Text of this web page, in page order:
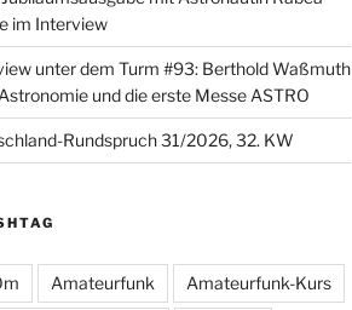
im Interview
unter dem Turm #93: Berthold Waßmuth
und die erste Messe ASTRO
Rundspruch 31/2026, 32. KW
Amateurfunk Amateurfunk-Kurs